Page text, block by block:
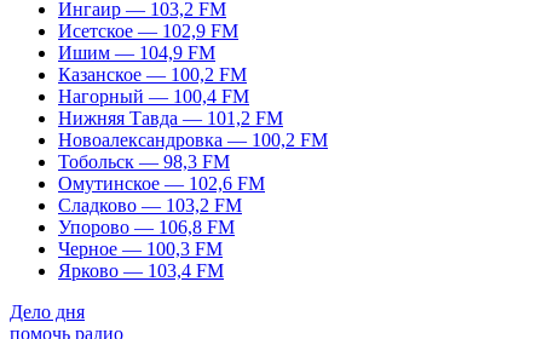
Ингаир — 103,2 FM
Исетское — 102,9 FM
Ишим — 104,9 FM
Казанское — 100,2 FM
Нагорный — 100,4 FM
Нижняя Тавда — 101,2 FM
Новоалександровка — 100,2 FM
Тобольск — 98,3 FM
Омутинское — 102,6 FM
Сладково — 103,2 FM
Упорово — 106,8 FM
Черное — 100,3 FM
Ярково — 103,4 FM
Дело дня
помочь радио